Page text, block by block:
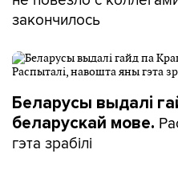
закончилось
Беларусы выдалі
беларускай мове.
гэта зрабілі